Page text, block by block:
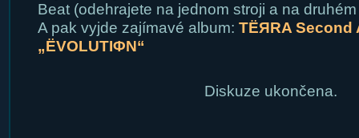
Beat (odehrajete na jednom stroji a na
A pak vyjde zajímavé album: TЁЯRA Second
„ЁVOLUTIΦN“
Diskuze ukončena.